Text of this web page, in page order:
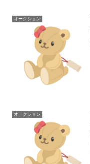
オークション
オークション